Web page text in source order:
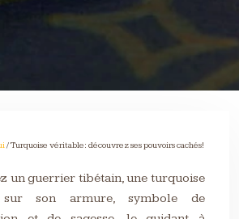
/ Turquoise véritable: découvrez ses pouvoirs cachés!
un guerrier tibétain, une turquoise
son armure, symbole de